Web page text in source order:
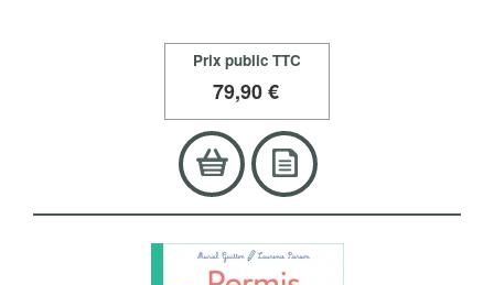
Prix public TTC
79,90 €